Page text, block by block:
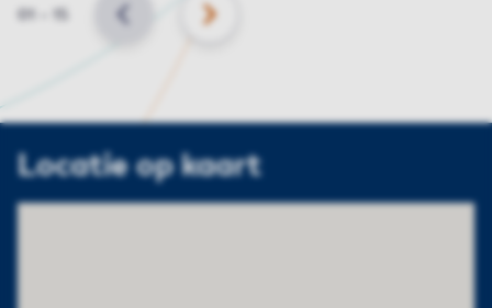
Slide
VORIGE VOLGENDE
Locatie op kaart